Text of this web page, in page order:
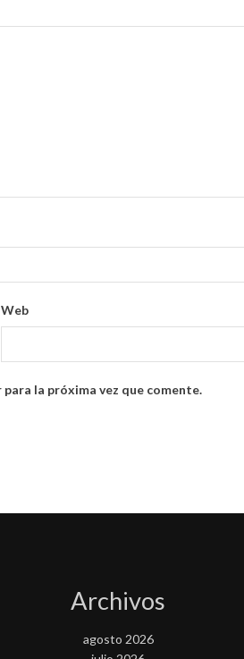
Web
la próxima vez que comente.
Archivos
agosto 2026